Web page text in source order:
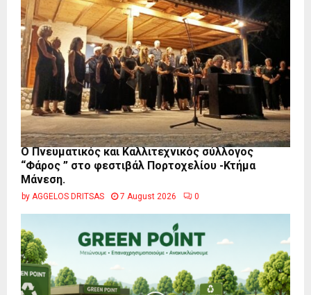
Ο Πνευματικός και Καλλιτεχνικός σύλλογος
“Φάρος ” στο φεστιβάλ Πορτοχελίου -Κτήμα
Μάνεση.
by AGGELOS DRITSAS 7 August 2026 0